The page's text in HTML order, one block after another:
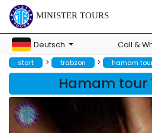
MINISTER TOURS
Deutsch Call &
start > trabzon > hamam
Hamam tour